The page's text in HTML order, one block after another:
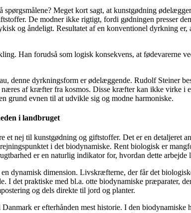
spørgsmålene? Meget kort sagt, at kunstgødning
De modner ikke rigtigt, fordi gødningen presser
og åndeligt. Resultatet af en konventionel dyrkning
Han forudså som logisk konsekvens, at fødevarerne
denne dyrkningsform er ødelæggende. Rudolf Steiner
af kræfter fra kosmos. Disse kræfter kan ikke virke i
grund evnen til at udvikle sig og modne harmoniske.
i landbruget
et nej til kunstgødning og giftstoffer. Det er en detaljeret
i det biodynamiske. Rent biologisk er
er en naturlig indikator for, hvordan dette
dynamisk dimension. Livskræfterne, der får det
I det praktiske med bl.a. otte biodynamiske præparater,
og dels direkte til jord og planter.
er efterhånden mest historie. I den